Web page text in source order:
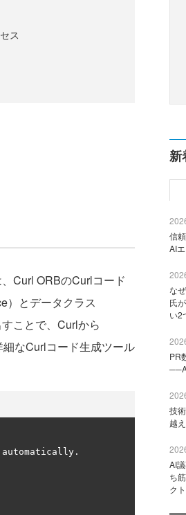
ス
Curl ORBのCurlコード
）とデータクラス
ことで、Curlから
なCurlコード生成ツール
automatically .
新
信
AI
な
氏
い2
PR
技
越
AI
ち
ク